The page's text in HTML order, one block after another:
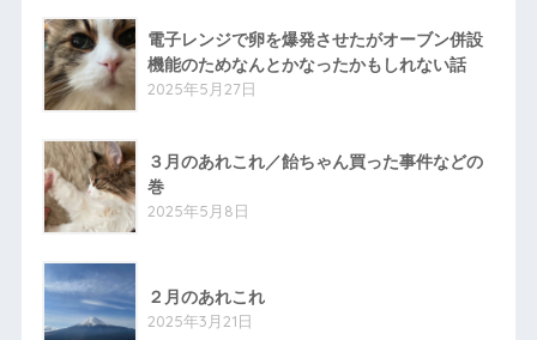
電子レンジで卵を爆発させたがオーブン併設
機能のためなんとかなったかもしれない話
2025年5月27日
３月のあれこれ／飴ちゃん買った事件などの
巻
2025年5月8日
２月のあれこれ
2025年3月21日